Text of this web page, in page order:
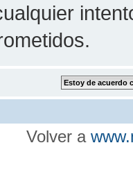
Volver a